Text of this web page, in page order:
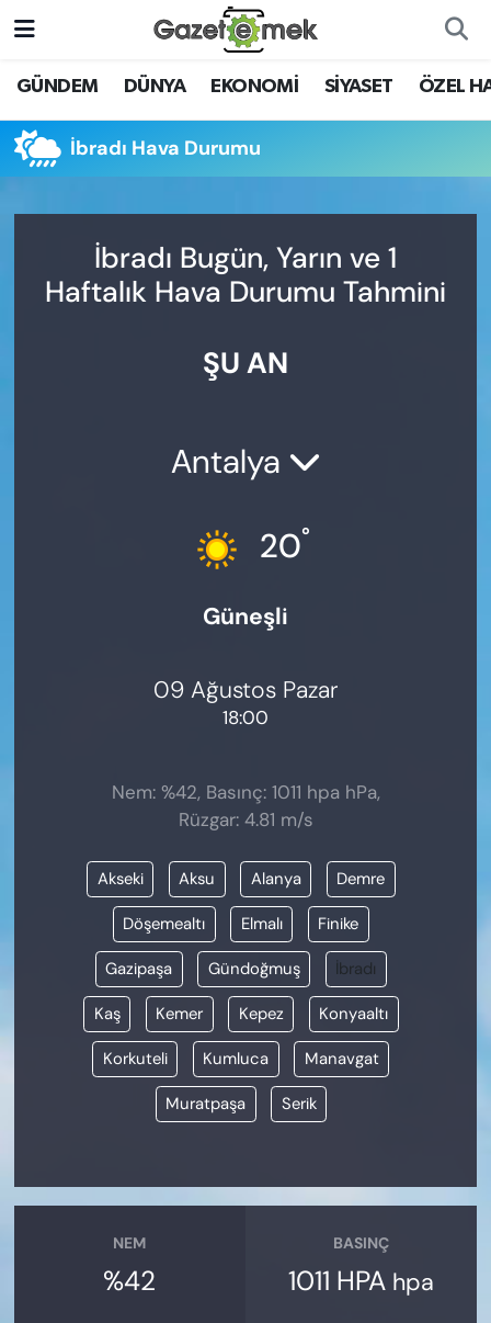
GÜNDEM DÜNYA EKONOMİ SİYASET ÖZEL
İbradı Hava Durumu
İbradı Bugün, Yarın ve 1
Haftalık Hava Durumu Tahmini
ŞU AN
Antalya
20°
Güneşli
09 Ağustos Pazar
18:00
Nem: %42, Basınç: 1011 hpa hPa,
Rüzgar: 4.81 m/s
Akseki Aksu Alanya Demre
Döşemealtı Elmalı Finike
Gazipaşa Gündoğmuş İbradı
Kaş Kemer Kepez Konyaaltı
Korkuteli Kumluca Manavgat
Muratpaşa Serik
NEM
%42
BASINÇ
1011 HPA hpa
DÜNYA
EKONOMİ
YENİ MEDYADA EMEK
GAZETECİLİĞİNİ GELİŞTİRMEK
ÖZEL HABER
SİYASET
VAN VE DİYARBAKIR HABERLERİ
Nöbetçi Eczaneler
Hava Durumu
Trafik Durumu
Süper Lig Puan Durumu ve Fikstür